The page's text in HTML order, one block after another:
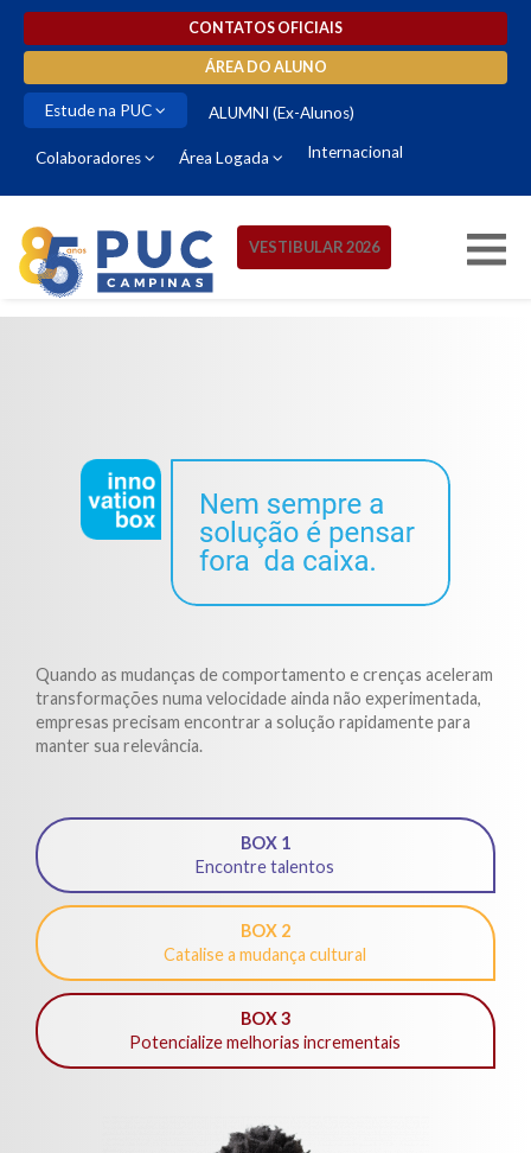
CONTATOS OFICIAIS
ÁREA DO ALUNO
Estude na PUC ALUMNI (Ex-Alunos)
Colaboradores Área Logada Internacional
VESTIBULAR 2026
Quando as mudanças de comportamento e crenças aceleram
transformações numa velocidade ainda não experimentada,
empresas precisam encontrar a solução rapidamente para
manter sua relevância.
BOX 1
Encontre talentos
BOX 2
Catalise a mudança cultural
BOX 3
Potencialize melhorias incrementais